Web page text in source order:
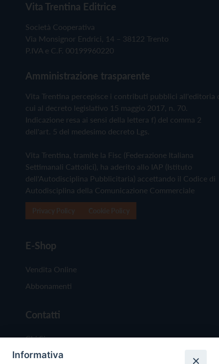
Vita Trentina Editrice
Società Cooperativa
Via Monsignor Endrici, 14 – 38122 Trento
P.IVA e C.F. 00199960220
Amministrazione trasparente
Vita Trentina percepisce i contributi pubblici all'editoria
cui al decreto legislativo 15 maggio 2017, n. 70.
Indicazione resa ai sensi della lettera f) del comma 2
dell'art. 5 del medesimo decreto Lgs.
Vita Trentina, tramite la Fisc (Federazione Italiana
Settimanali Cattolici), ha aderito allo IAP (Istituto
dell'Autodisciplina Pubblicitaria) accettando il Codice di
Autodisciplina della Comunicazione Commerciale
E-Shop
Vendita Online
Abbonamenti
Contatti
Chi Siamo
Redazione
Informativa